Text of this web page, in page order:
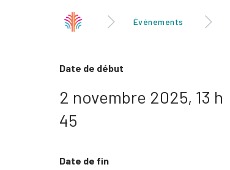
Événements
Date de début
2 novembre 2025, 13 h
45
Date de fin